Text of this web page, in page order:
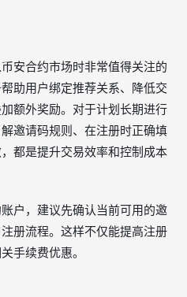
安合约市场时非常值得关注的
助用户绑定推荐关系、降低交
额外奖励。对于计划长期进行
邀请码规则、在注册时正确填
都是提升交易效率和控制成本
户，建议先确认当前可用的邀
册流程。这样不仅能提高注册
手续费优惠。